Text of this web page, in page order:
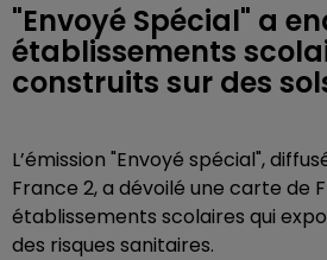
"Envoyé Spécial" a
établissements
construits sur des
L’émission "Envoyé spécial",
France 2, a dévoilé une carte de
établissements scolaires qui
des risques sanitaires.